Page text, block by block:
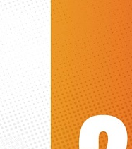
de los pilares del deporte
también por la labor
ha recordado que la
la convivencia
programadas por la
a la formación